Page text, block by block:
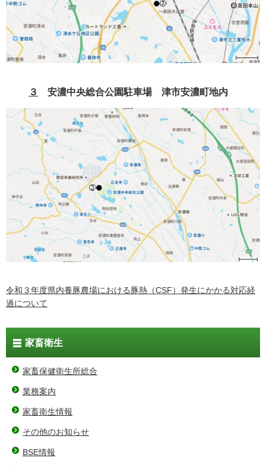
３ 安濃中央総合公園駐車場 津市安濃町地内
令和３年度県内養豚農場における豚熱（CSF）発生にかかる対応経
過について
家畜衛生
家畜保健衛生所総合
業務案内
家畜衛生情報
その他のお知らせ
BSE情報